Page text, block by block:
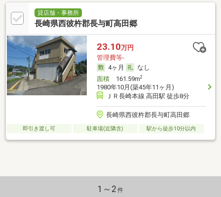
貸店舗・事務所
長崎県西彼杵郡長与町高田郷
23.10万円
管理費等-
4ヶ月
なし
面積161.59m2
1980年10月(築45年11ヶ月)
ＪＲ長崎本線 高田駅 徒歩8分
長崎県西彼杵郡長与町高田郷
即引き渡し可 駐車場(近隣含) 駅から徒歩10分以内
1～2 件